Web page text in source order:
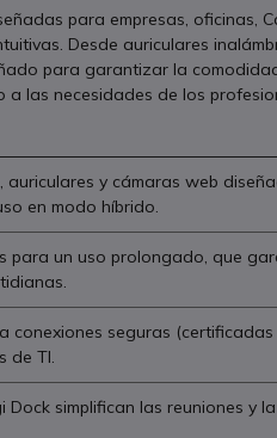
para empresas, oficinas,
Desde auriculares
para garantizar la
las necesidades de los
auriculares y cámaras web
en modo híbrido.
para un uso prolongado, que
conexiones seguras
de TI.
Dock simplifican las reuniones